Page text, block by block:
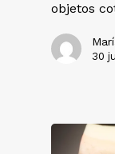
objetos
30